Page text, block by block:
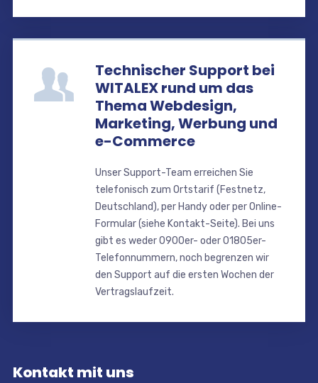
Technischer Support bei
WITALEX rund um das
Thema Webdesign,
Marketing, Werbung und
e-Commerce
Unser Support-Team erreichen Sie
telefonisch zum Ortstarif (Festnetz,
Deutschland), per Handy oder per Online-
Formular (siehe Kontakt-Seite). Bei uns
gibt es weder 0900er- oder 01805er-
Telefonnummern, noch begrenzen wir
den Support auf die ersten Wochen der
Vertragslaufzeit.
Kontakt mit uns